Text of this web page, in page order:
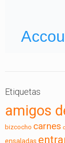
Etiquetas
amigos
bizcocho carnes
ensaladas